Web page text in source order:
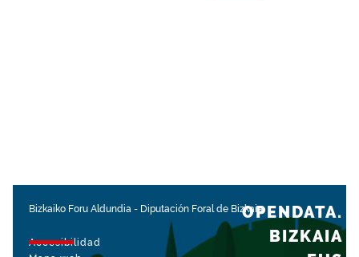
Bizkaiko Foru Aldundia - Diputación Foral de Bizkaia
Accesibilidad
OPENDATA.
BIZKAIA